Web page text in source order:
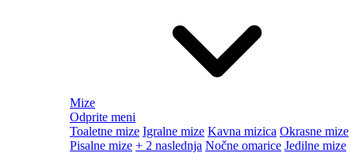
Mize
Odprite meni
Toaletne mize Igralne mize Kavna mizica Okrasne mize
Pisalne mize + 2 naslednja Nočne omarice Jedilne mize